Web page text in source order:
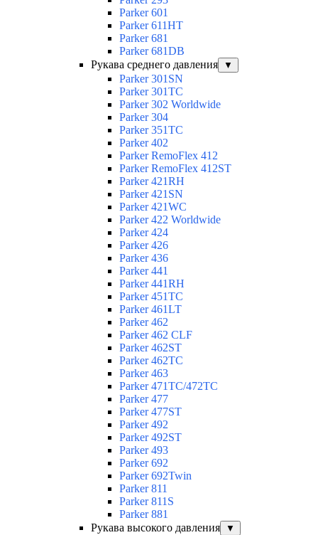
Parker 601
Parker 611HT
Parker 681
Parker 681DB
Рукава среднего давления
▼
Parker 301SN
Parker 301TC
Parker 302 Worldwide
Parker 304
Parker 351TC
Parker 402
Parker RemoFlex 412
Parker RemoFlex 412ST
Parker 421RH
Parker 421SN
Parker 421WC
Parker 422 Worldwide
Parker 424
Parker 426
Parker 436
Parker 441
Parker 441RH
Parker 451TC
Parker 461LT
Parker 462
Parker 462 CLF
Parker 462ST
Parker 462TC
Parker 463
Parker 471TC/472TC
Parker 477
Parker 477ST
Parker 492
Parker 492ST
Parker 493
Parker 692
Parker 692Twin
Parker 811
Parker 811S
Parker 881
Рукава высокого давления
▼